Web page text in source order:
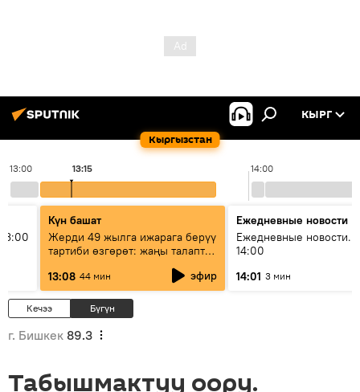
Кыргызстан
КЫРГ
13:00 14:00
13:15
Күн башат
Жерди 49 жылга ижарага берүү
тартиби өзгөрөт: жаңы талаптар
13:08 44 мин эфир
Ежедневные новости
Ежедневные новости.
14:00
14:01 3 мин
Кечээ Бүгүн
г. Бишкек 89.3
Табышмактуу оору.